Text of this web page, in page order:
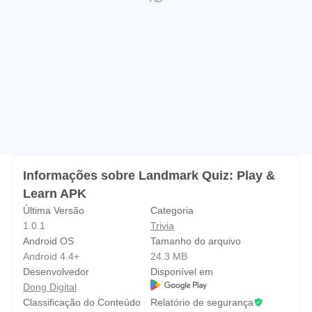
- imagens de alta qualidade e interface de usuário fácil de
entender.
- absolutamente sem anúncios.
- funciona completamente offline.
--------
Sobre o Quiz de Pontos Turísticos
Informações sobre Landmark Quiz: Play &
Learn APK
Última Versão
1.0.1
Categoria
Trivia
Android OS
Android 4.4+
Tamanho do arquivo
24.3 MB
Desenvolvedor
Dong Digital
Disponível em
Classificação do Conteúdo
Relatório de segurança